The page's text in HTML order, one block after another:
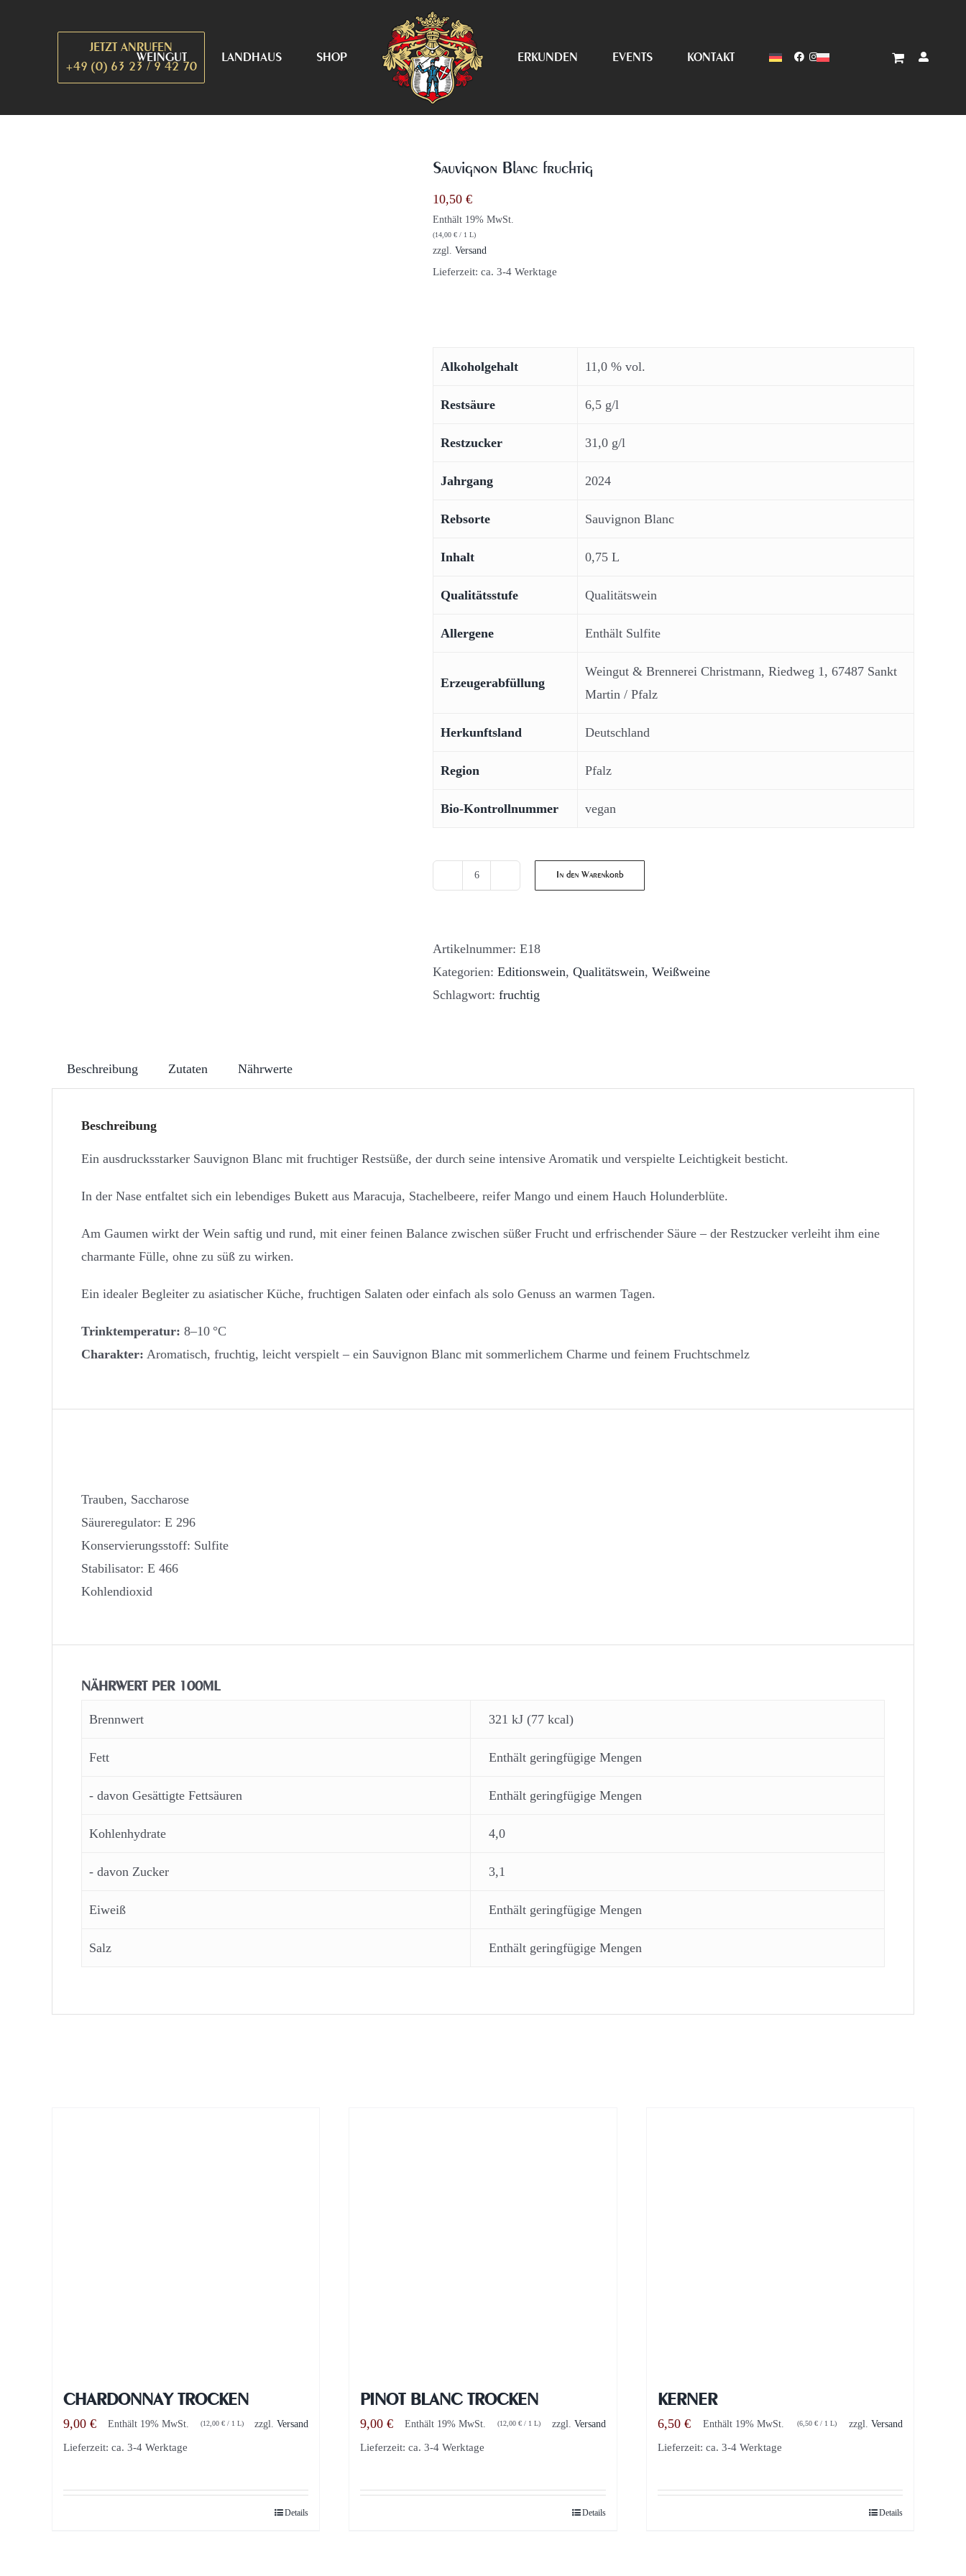
JETZT ANRUFEN
+49 (0) 63 23 / 9 42 70
WEINGUT LANDHAUS SHOP ERKUNDEN EVENTS KONTAKT
Sauvignon Blanc fruchtig
10,50 €
Enthält 19% MwSt.
(14,00 € / 1 L)
zzgl. Versand
Lieferzeit: ca. 3-4 Werktage
Alkoholgehalt 11,0 % vol.
Restsäure 6,5 g/l
Restzucker 31,0 g/l
Jahrgang 2024
Rebsorte Sauvignon Blanc
Inhalt 0,75 L
Qualitätsstufe Qualitätswein
Allergene Enthält Sulfite
Erzeugerabfüllung
Weingut & Brennerei Christmann, Riedweg 1, 67487 Sankt
Martin / Pfalz
Herkunftsland Deutschland
Region Pfalz
Bio-Kontrollnummer vegan
Sauvignon
Menge
In den Warenkorb
Artikelnummer: E18
Kategorien: Editionswein, Qualitätswein, Weißweine
Schlagwort: fruchtig
Beschreibung Zutaten Nährwerte
Beschreibung
Ein ausdrucksstarker Sauvignon Blanc mit fruchtiger Restsüße, der durch seine intensive Aromatik und verspielte Leichtigkeit besticht.
In der Nase entfaltet sich ein lebendiges Bukett aus Maracuja, Stachelbeere, reifer Mango und einem Hauch Holunderblüte.
Am Gaumen wirkt der Wein saftig und rund, mit einer feinen Balance zwischen süßer Frucht und erfrischender Säure – der Restzucker verleiht ihm eine
charmante Fülle, ohne zu süß zu wirken.
Ein idealer Begleiter zu asiatischer Küche, fruchtigen Salaten oder einfach als solo Genuss an warmen Tagen.
Trinktemperatur: 8–10 °C
Charakter: Aromatisch, fruchtig, leicht verspielt – ein Sauvignon Blanc mit sommerlichem Charme und feinem Fruchtschmelz
Trauben, Saccharose
Säureregulator: E 296
Konservierungsstoff: Sulfite
Stabilisator: E 466
Kohlendioxid
NÄHRWERT PER 100ML
Brennwert 321 kJ (77 kcal)
Fett Enthält geringfügige Mengen
- davon Gesättigte Fettsäuren Enthält geringfügige Mengen
Kohlenhydrate 4,0
- davon Zucker 3,1
Eiweiß Enthält geringfügige Mengen
Salz Enthält geringfügige Mengen
CHARDONNAY TROCKEN
9,00 € Enthält 19% MwSt. (12,00 €/ 1 L) zzgl.Versand
Lieferzeit: ca. 3-4 Werktage
Details
PINOT BLANC TROCKEN
9,00€ Enthält 19% MwSt. (12,00 €/ 1 L) zzgl. Versand
Lieferzeit: ca. 3-4 Werktage
Details
KERNER
6,50 € Enthält 19% MwSt. (6,50 €/ 1 L) zzgl. Versand
Lieferzeit: ca. 3-4 Werktage
Details